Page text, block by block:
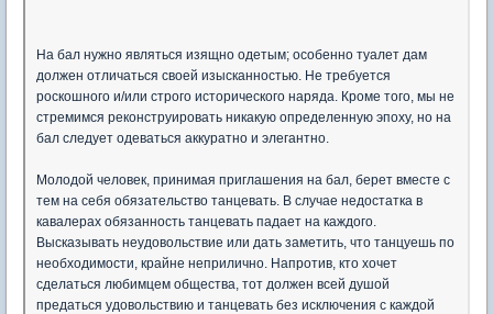
На бал нужно являться изящно одетым; особенно туалет дам
должен отличаться своей изысканностью. Не требуется
роскошного и/или строго исторического наряда. Кроме того, мы не
стремимся реконструировать никакую определенную эпоху, но на
бал следует одеваться аккуратно и элегантно.
Молодой человек, принимая приглашения на бал, берет вместе с
тем на себя обязательство танцевать. В случае недостатка в
кавалерах обязанность танцевать падает на каждого.
Высказывать неудовольствие или дать заметить, что танцуешь по
необходимости, крайне неприлично. Напротив, кто хочет
сделаться любимцем общества, тот должен всей душой
предаться удовольствию и танцевать без исключения с каждой